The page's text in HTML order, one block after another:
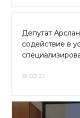
Депутат
содействие в
19.03.21